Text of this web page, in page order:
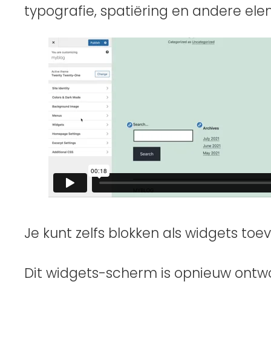
typografie, spatiëring en andere
Je kunt zelfs blokken als widgets
Dit widgets-scherm is opnieuw